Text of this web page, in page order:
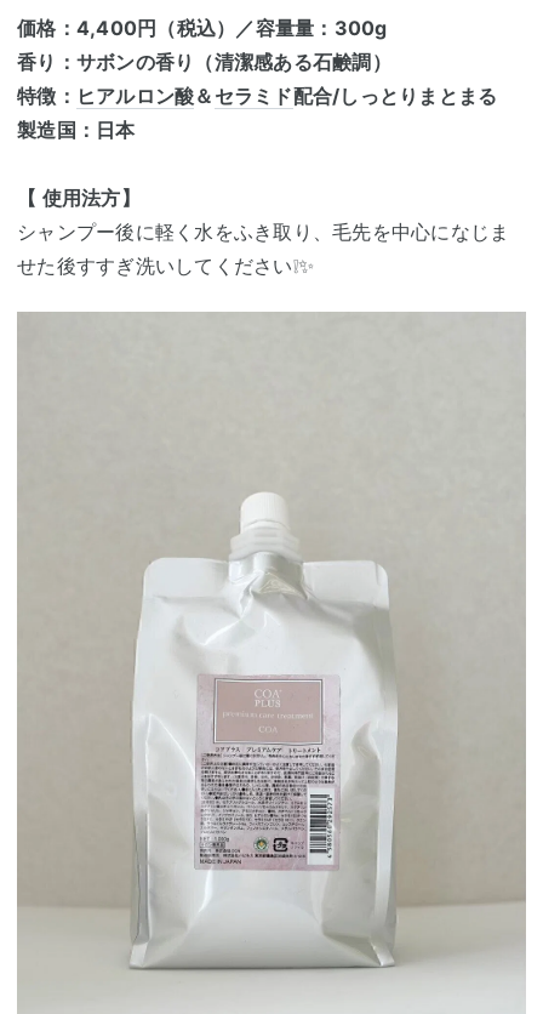
価格：4,400円（税込）／容量量：300g
香り：サボンの香り（清潔感ある石鹸調）
特徴： ヒアルロン酸＆ セラミド配合/しっとりまとまる
製造国：日本
【 使用法方】
シャンプー後に軽く水をふき取り、毛先を中心になじま
せた後すすぎ洗いしてください❕✨